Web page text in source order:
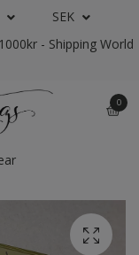
SEK
- Shipping World
0